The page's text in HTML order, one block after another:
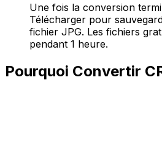
Une fois la conversion
Télécharger pour
fichier JPG. Les fichiers
pendant 1 heure.
Pourquoi Convertir